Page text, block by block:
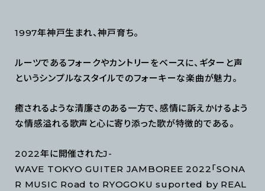
1997年神戸生まれ、神戸育ち。
ルーツであるフォークやカントリーをベースに、ギターと声
というシンプルなスタイルでのフォーキーな楽曲が魅力。
癒されるような清廉さのある一方で、感情に訴えかけるよう
な情感溢れる歌声と心に寄り添った歌が特徴的である。
2022年に開催されたJ-
WAVE TOKYO GUITER JAMBOREE 2022「SONA
R MUSIC Road to RYOGOKU suported by REAL